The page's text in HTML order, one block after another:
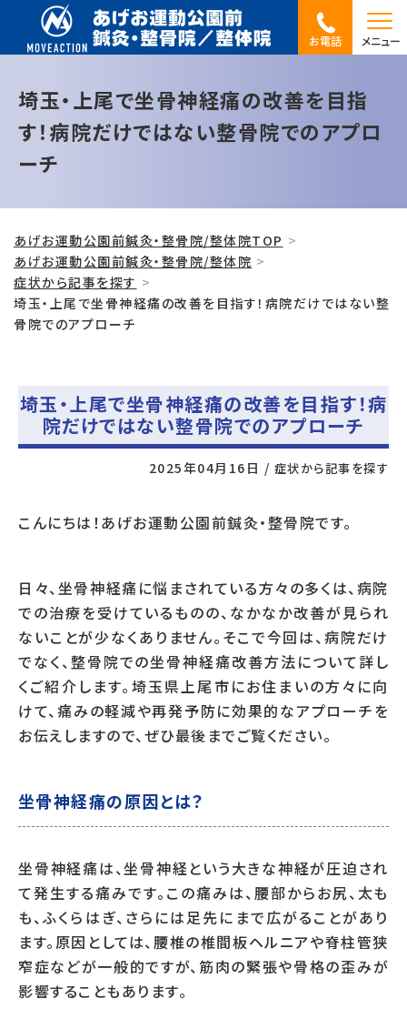
お電話 メニュー
埼玉・上尾で坐骨神経痛の改善を目指
す！病院だけではない整骨院でのアプロ
ーチ
あげお運動公園前鍼灸・整骨院/整体院TOP
あげお運動公園前鍼灸・整骨院/整体院
症状から記事を探す
埼玉・上尾で坐骨神経痛の改善を目指す！病院だけではない整
骨院でのアプローチ
埼玉・上尾で坐骨神経痛の改善を目指す！病
院だけではない整骨院でのアプローチ
2025年04月16日 / 症状から記事を探す
こんにちは！あげお運動公園前鍼灸・整骨院です。
日々、坐骨神経痛に悩まされている方々の多くは、病院
での治療を受けているものの、なかなか改善が見られ
ないことが少なくありません。そこで今回は、病院だけ
でなく、整骨院での坐骨神経痛改善方法について詳し
くご紹介します。埼玉県上尾市にお住まいの方々に向
けて、痛みの軽減や再発予防に効果的なアプローチを
お伝えしますので、ぜひ最後までご覧ください。
坐骨神経痛の原因とは？
坐骨神経痛は、坐骨神経という大きな神経が圧迫され
て発生する痛みです。この痛みは、腰部からお尻、太も
も、ふくらはぎ、さらには足先にまで広がることがあり
ます。原因としては、腰椎の椎間板ヘルニアや脊柱管狭
窄症などが一般的ですが、筋肉の緊張や骨格の歪みが
影響することもあります。